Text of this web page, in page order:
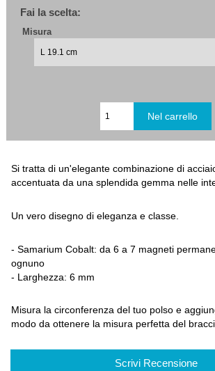
Fai la scelta:
Misura
Si tratta di un'elegante combinazione di
accentuata da una splendida gemma nelle
Un vero disegno di eleganza e classe.
- Samarium Cobalt: da 6 a 7 magneti
ognuno
- Larghezza: 6 mm
Misura la circonferenza del tuo polso e
modo da ottenere la misura perfetta del
Scrivi Recensione